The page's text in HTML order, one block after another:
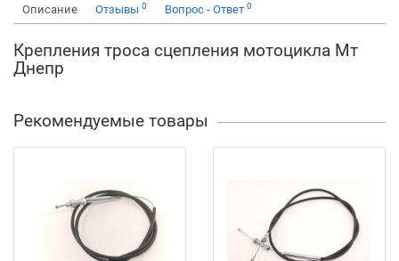
Описание Отзывы 0 Вопрос - Ответ 0
Крепления троса сцепления мотоцикла Мт
Днепр
Рекомендуемые товары